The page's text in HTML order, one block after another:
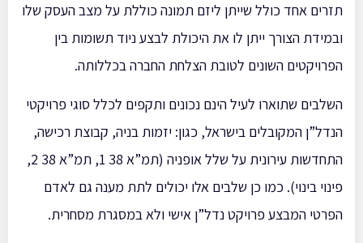
תזרים אחד כולל שייתן ליזם תמונה כוללת על מצב העסק שלו
ובמידת הצורך ייתן לו את היכולת לבצע ניוד תשומות בין
הפרויקטים השונים לטובת הצלחת החברה בכללותה.
השלבים שתוארו לעיל הינם נכונים ותקפים לכלל סוגי פרויקטי
הנדל”ן המקובלים בישראל, כגון: יזמות בניה, קבוצת רכישה,
התחדשות עירונית על שלל אופניה (תמ”א 38 1, תמ”א 38 2,
פינוי בינוי). כמו כן שלבים אלו יכולים לתת מענה גם לאדם
הפרטי המבצע פרויקט נדל”ן אישי ולא במסגרת מסחרית.